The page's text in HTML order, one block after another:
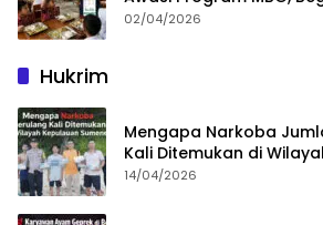
02/04/2026
Hukrim
Mengapa Narkoba
Kali Ditemukan di
Sumenep?
14/04/2026